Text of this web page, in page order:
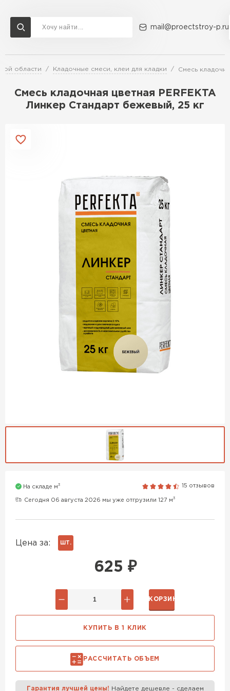
mail@proectstroy-p.ru
области Кладочные смеси, клеи для кладки Смесь
Смесь кладочная цветная PERFEKTA
Линкер Стандарт бежевый, 25 кг
На складе м3 15 отзывов
Сегодня 06 августа 2026 мы уже отгрузили 127 м3
Цена за: ШТ.
625 ₽
В КОРЗИНУ
КУПИТЬ В 1 КЛИК
РАССЧИТАТЬ ОБЪЕМ
Гарантия лучшей цены! Найдете дешевле - сделаем
Доставка и оплата Акции О компании Контакты
Перейти в каталог
Газобетон СК
ПЕРЕЙТИ
Газобетон (ЕвроАэроБетон)
ПЕРЕЙТИ
Газобетон Аэрок
Газобетон Могилевский КСИ
ПЕРЕЙТИ
ПЕРЕЙТИ
Газобетон H+H
ПЕРЕЙТИ
ПЕРЕЙТИ
Газобетон Бонолит
Газобетон Могилевский КСИ
Газобетон Могилевский
Газосиликат
Газобетон Poritep
Газобетон ДСК Грас
Газобетон ВКБлок
Газобетон Аэрок
Газобетон (ЕвроАэроБетон)
Газобетон Белорусский (БЦК)